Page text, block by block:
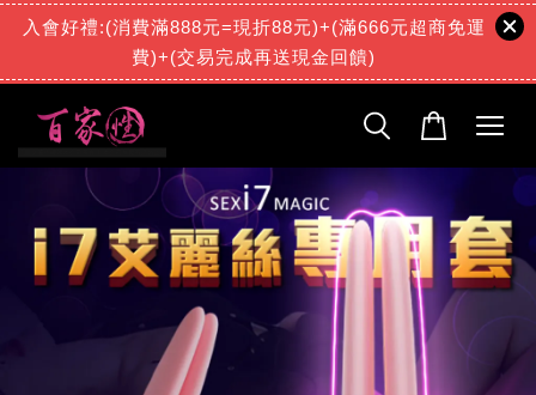
入會好禮:(消費滿888元=現折88元)+(滿666元超商免運
費)+(交易完成再送現金回饋)